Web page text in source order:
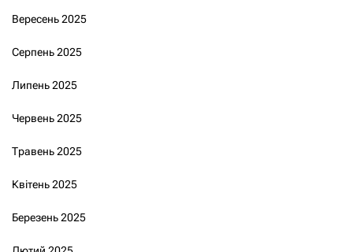
Вересень 2025
Серпень 2025
Липень 2025
Червень 2025
Травень 2025
Квітень 2025
Березень 2025